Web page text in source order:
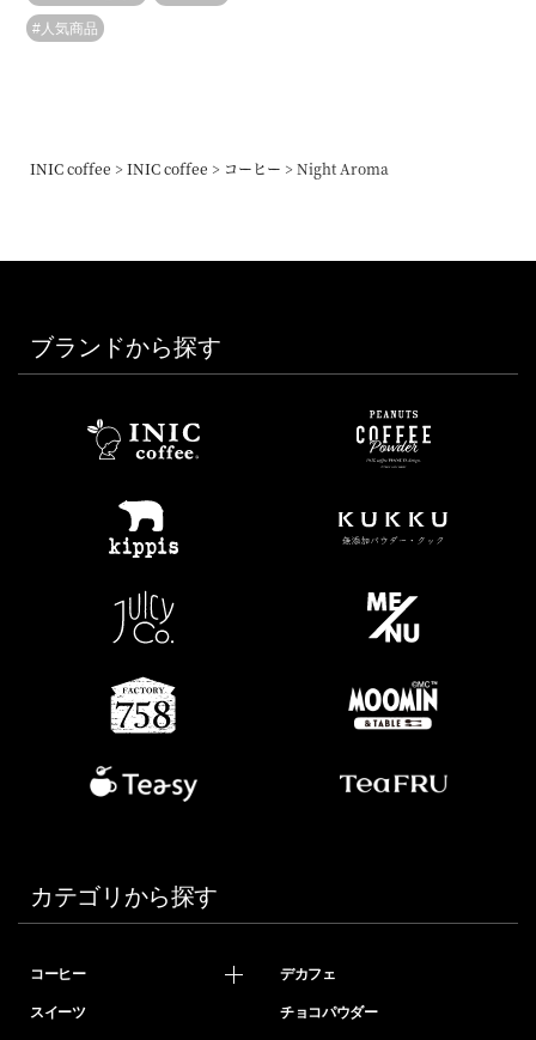
#人気商品
INIC coffee INIC coffee コーヒー Night Aroma
ブランドから探す
カテゴリから探す
コーヒー デカフェ
スイーツ チョコパウダー